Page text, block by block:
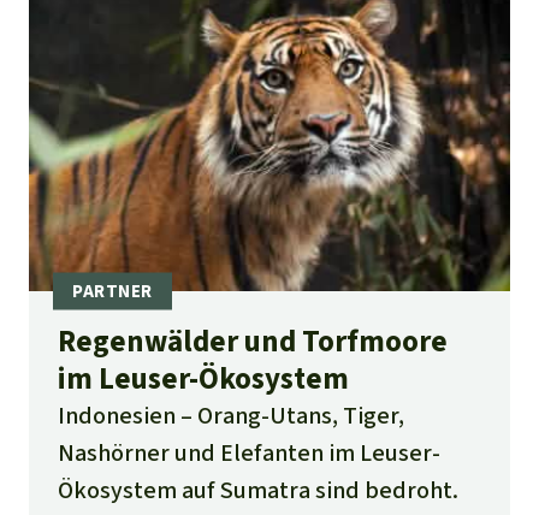
Regenwälder und Torfmoore
im Leuser-Ökosystem
Indonesien
Orang-Utans, Tiger,
Nashörner und Elefanten im Leuser-
Ökosystem auf Sumatra sind bedroht.